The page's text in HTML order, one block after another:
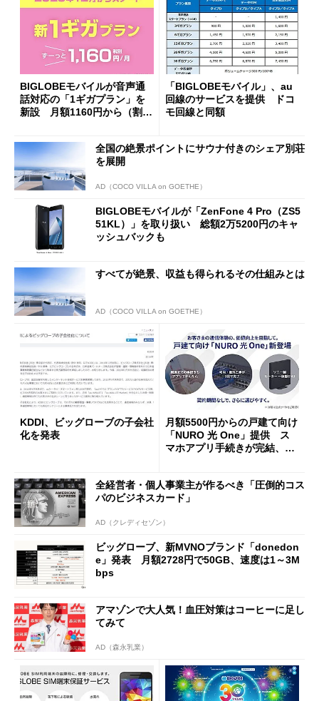
BIGLOBEモバイルが音声通
話対応の「1ギガプラン」を
新設 月額1160円から（割引
「BIGLOBEモバイル」、au
回線のサービスを提供 ドコ
モ回線と同額
全国の絶景ポイントにサウナ付きのシェア別荘
を展開
AD（COCO VILLA on GOETHE）
BIGLOBEモバイルが「ZenFone 4 Pro（ZS5
51KL）」を取り扱い 総額2万5200円のキャ
ッシュバックも
すべてが絶景、収益も得られるその仕組みとは
AD（COCO VILLA on GOETHE）
KDDI、ビッグローブの子会社
化を発表
月額5500円からの戸建て向け
「NURO 光 One」提供 ス
マホアプリ手続きが完結、工
全経営者・個人事業主が作るべき「圧倒的コス
パのビジネスカード」
AD（クレディセゾン）
ビッグローブ、新MVNOブランド「donedon
e」発表 月額2728円で50GB、速度は1～3M
bps
アマゾンで大人気！血圧対策はコーヒーに足し
てみて
AD（森永乳業）